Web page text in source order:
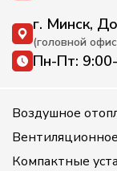
г. Минск,
(головной
Пн-Пт:
Воздушное
Компактные